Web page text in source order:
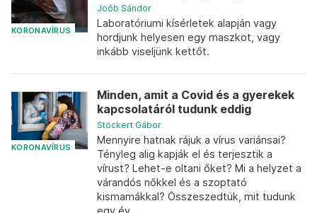
KORONAVÍRUS
Joób Sándor
Laboratóriumi kísérletek alapján vagy
hordjunk helyesen egy maszkot, vagy
inkább viseljünk kettőt.
KORONAVÍRUS
Minden, amit a Covid és a gyerekek
kapcsolatáról tudunk eddig
Stöckert Gábor
Mennyire hatnak rájuk a vírus variánsai?
Tényleg alig kapják el és terjesztik a
vírust? Lehet-e oltani őket? Mi a helyzet a
várandós nőkkel és a szoptató
kismamákkal? Összeszedtük, mit tudunk
egy év...